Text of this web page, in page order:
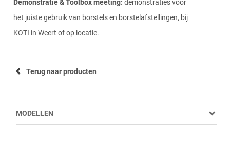
Demonstratie & Toolbox meeting: demonstraties voor
het juiste gebruik van borstels en borstelafstellingen, bij
KOTI in Weert of op locatie.
Terug naar producten
MODELLEN